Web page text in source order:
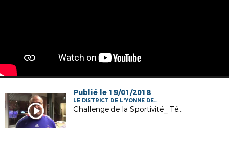
Publié le 19/01/2018
LE DISTRICT DE L'YONNE DE
FOOTBALL
Challenge de la Sportivité_ Témoignage de Joël SCOQUART, Dirigeant del'AS VERON